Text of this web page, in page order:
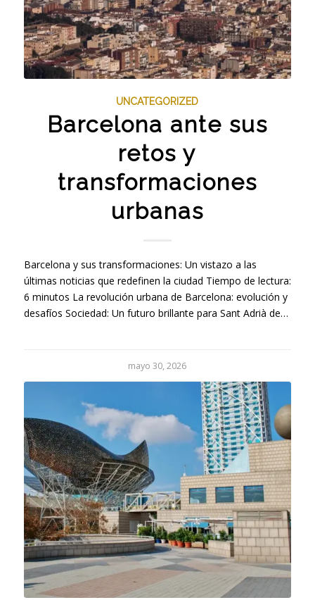
UNCATEGORIZED
Barcelona ante sus
retos y
transformaciones
urbanas
Barcelona y sus transformaciones: Un vistazo a las
últimas noticias que redefinen la ciudad Tiempo de lectura:
6 minutos La revolución urbana de Barcelona: evolución y
desafíos Sociedad: Un futuro brillante para Sant Adrià de…
mayo 30, 2026